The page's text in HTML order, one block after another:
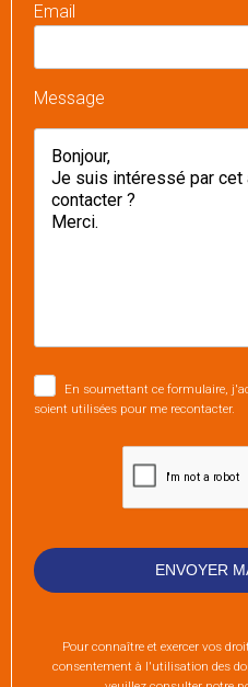
Email
Message
En soumettant ce formulaire,
soient utilisées pour me recontacter.
Pour connaître et exercer vos
consentement à l'utilisation des